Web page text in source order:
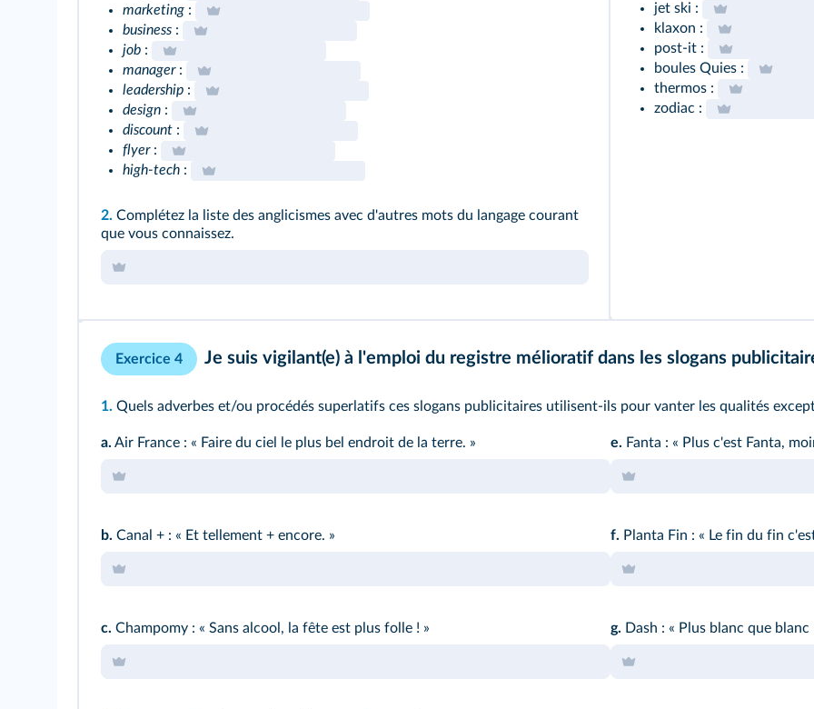
marketing :
business :
job :
manager:
leadership :
design :
discount :
flyer:
high-tech :
2. Complétez la liste des anglicismes avec d'autres mots du langage courant
que vous connaissez.
jet ski :
klaxon :
post-it :
boules Quies :
thermos :
zodiac :
Exercice 4 Je suis vigilant(e) à l'emploi du registre mélioratif dans les slogans
1. Quels adverbes et/ou procédés superlatifs ces slogans publicitaires utilisent-ils pour vanter les qualités
a. Air France : « Faire du ciel le plus bel endroit de la terre. »
b. Canal + : « Et tellement + encore. »
c. Champomy : « Sans alcool, la fête est plus folle ! »
e. Fanta : « Plus c'est Fanta,
f. Planta Fin : « Le fin du fin
g. Dash : « Plus blanc que blanc